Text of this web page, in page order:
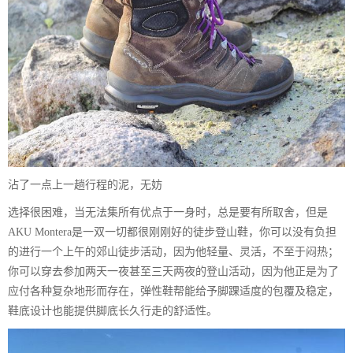
沾了一点上一趟行程的泥，无妨
选择很困难，当无法集所有优点于一身时，总是要有所取舍，但是
AKU Montera是一双一切都很刚刚好的徒步登山鞋，你可以没有负担
的进行一个上午的郊山徒步活动，因为他轻量、灵活，不至于闷热；
你可以穿去参加两天一夜甚至三天两夜的登山活动，因为他正是为了
应付各种复杂地形而存在，弹性鞋帮能给予脚踝适度的包覆及稳定，
鞋底设计也能提供脚底长久行走的舒适性。